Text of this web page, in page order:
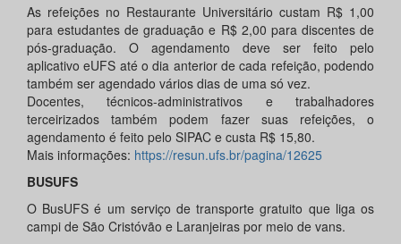
As refeições no Restaurante Universitário custam R$ 1,00
para estudantes de graduação e R$ 2,00 para discentes de
pós-graduação. O agendamento deve ser feito pelo
aplicativo eUFS até o dia anterior de cada refeição, podendo
também ser agendado vários dias de uma só vez.
Docentes, técnicos-administrativos e trabalhadores
terceirizados também podem fazer suas refeições, o
agendamento é feito pelo SIPAC e custa R$ 15,80.
Mais informações: https://resun.ufs.br/pagina/12625
BUSUFS
O BusUFS é um serviço de transporte gratuito que liga os
campi de São Cristóvão e Laranjeiras por meio de vans.